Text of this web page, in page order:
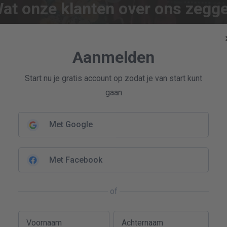
Aanmelden
Start nu je gratis account op zodat je van start kunt
gaan
Met Google
Met Facebook
of
Voornaam Achternaam
onze klanten over ons